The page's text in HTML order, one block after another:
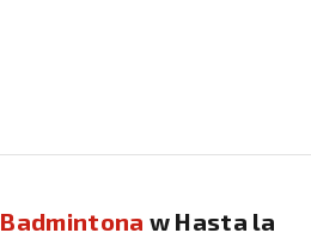
Badmintona w Hasta la